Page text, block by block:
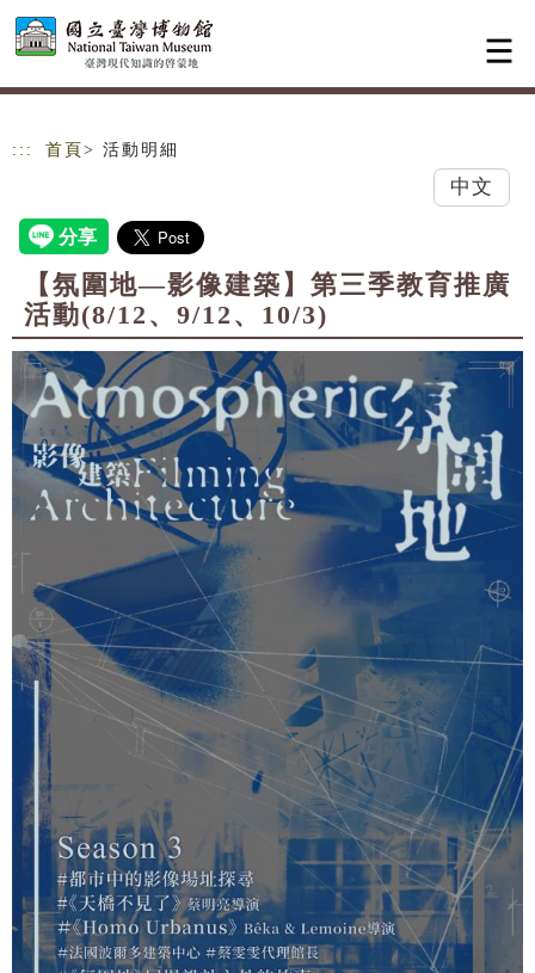
跳到主要內容
網站導覽
::: 首頁 > 活動明細
中文
【氛圍地—影像建築】第三季教育推廣
活動(8/12、9/12、10/3)